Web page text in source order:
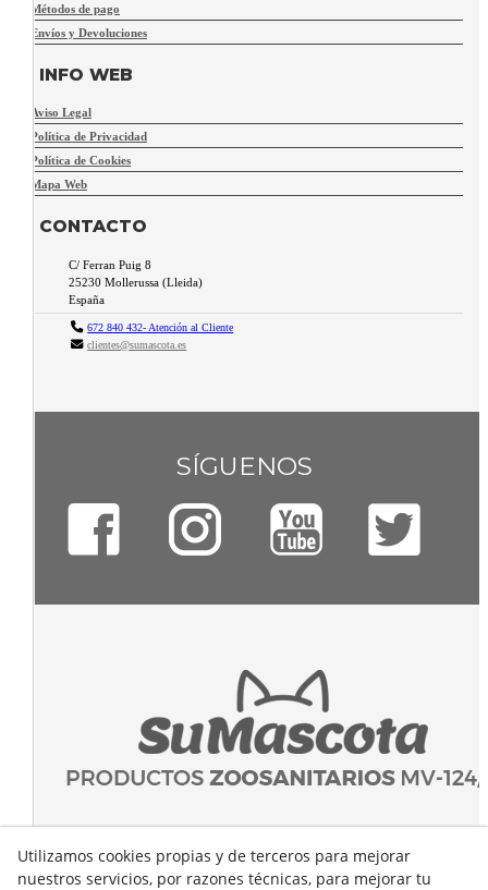
Métodos de pago
Envíos y Devoluciones
INFO WEB
Aviso Legal
Política de Privacidad
Política de Cookies
Mapa Web
CONTACTO
C/ Ferran Puig 8
25230 Mollerussa (Lleida)
España
672 840 432- Atención al Cliente
clientes@sumascota.es
SÍGUENOS
Utilizamos cookies propias y de terceros para mejorar
nuestros servicios, por razones técnicas, para mejorar tu